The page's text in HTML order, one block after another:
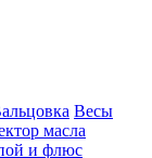
Весы
масла
и флюс